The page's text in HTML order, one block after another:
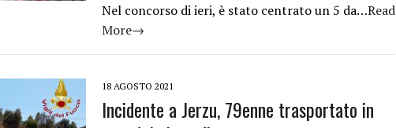
Nel concorso di ieri, è stato centrato un 5 da…Read
More→
18 AGOSTO 2021
Incidente a Jerzu, 79enne trasportato in